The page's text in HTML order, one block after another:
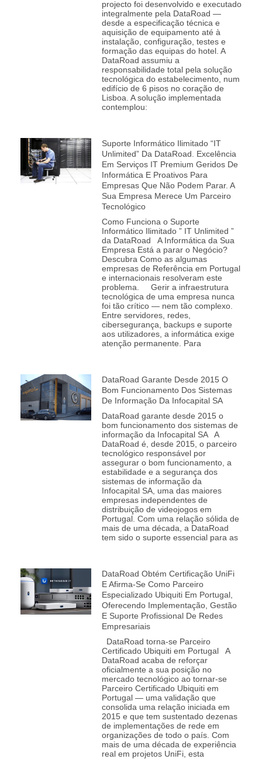
projecto foi desenvolvido e executado
integralmente pela DataRoad —
desde a especificação técnica e
aquisição de equipamento até à
instalação, configuração, testes e
formação das equipas do hotel. A
DataRoad assumiu a
responsabilidade total pela solução
tecnológica do estabelecimento, num
edifício de 6 pisos no coração de
Lisboa. A solução implementada
contemplou:
Suporte Informático Ilimitado “IT
Unlimited” Da DataRoad. Excelência
Em Serviços IT Premium Geridos De
Informática E Proativos Para
Empresas Que Não Podem Parar. A
Sua Empresa Merece Um Parceiro
Tecnológico
Como Funciona o Suporte
Informático Ilimitado ” IT Unlimited ”
da DataRoad A Informática da Sua
Empresa Está a parar o Negócio?
Descubra Como as algumas
empresas de Referência em Portugal
e internacionais resolveram este
problema. Gerir a infraestrutura
tecnológica de uma empresa nunca
foi tão crítico — nem tão complexo.
Entre servidores, redes,
cibersegurança, backups e suporte
aos utilizadores, a informática exige
atenção permanente. Para
DataRoad Garante Desde 2015 O
Bom Funcionamento Dos Sistemas
De Informação Da Infocapital SA
DataRoad garante desde 2015 o
bom funcionamento dos sistemas de
informação da Infocapital SA A
DataRoad é, desde 2015, o parceiro
tecnológico responsável por
assegurar o bom funcionamento, a
estabilidade e a segurança dos
sistemas de informação da
Infocapital SA, uma das maiores
empresas independentes de
distribuição de videojogos em
Portugal. Com uma relação sólida de
mais de uma década, a DataRoad
tem sido o suporte essencial para as
DataRoad Obtém Certificação UniFi
E Afirma-Se Como Parceiro
Especializado Ubiquiti Em Portugal,
Oferecendo Implementação, Gestão
E Suporte Profissional De Redes
Empresariais
DataRoad torna‑se Parceiro
Certificado Ubiquiti em Portugal A
DataRoad acaba de reforçar
oficialmente a sua posição no
mercado tecnológico ao tornar‑se
Parceiro Certificado Ubiquiti em
Portugal — uma validação que
consolida uma relação iniciada em
2015 e que tem sustentado dezenas
de implementações de rede em
organizações de todo o país. Com
mais de uma década de experiência
real em projetos UniFi, esta